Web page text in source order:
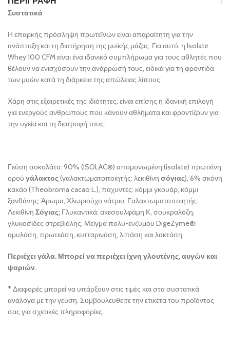
Συστατικά
Η επαρκής πρόσληψη πρωτεϊνών είναι απαραίτητη για την
ανάπτυξη και τη διατήρηση της μυϊκής μάζας. Για αυτό, η Isolate
Whey 100 CFM είναι ένα ιδανικό συμπλήρωμα για τους αθλητές που
θέλουν να ενισχύσουν την ανάρρωσή τους, ειδικά για τη φροντίδα
των μυών κατά τη διάρκεια της απώλειας λίπους.
Χάρη στις εξαιρετικές της ιδιότητες, είναι επίσης η ιδανική επιλογή
για ενεργούς ανθρώπους που κάνουν αθλήματα και φροντίζουν για
την υγεία και τη διατροφή τους.
Γεύση σοκολάτα: 90% (ISOLAC®) απομονωμένη (isolate) πρωτεΐνη
ορού γάλακτος(γαλακτωματοποιητής: λεκιθίνη σόγιας), 6% σκόνη
κακάο (Theobroma cacao L.), παχυντές: κόμμι γκουάρ, κόμμι
ξανθάνης; Άρωμα, Χλωριούχο νάτριο, Γαλακτωματοποιητής:
Λεκιθίνη Σόγιας; Γλυκαντικά: ακεσουλφάμη Κ, σουκραλόζη,
γλυκοσίδες στρεβιόλης, Μείγμα πολυ-ενζύμου DigeZyme®:
αμυλάση, πρωτεάση, κυτταρινάση, λιπάση και λακτάση.
Περιέχει γάλα. Μπορεί να περιέχει ίχνη γλουτένης, αυγών και
ψαριών.
* Διαφορές μπορεί να υπάρξουν στις τιμές και στα συστατικά
ανάλογα με την γεύση. Συμβουλευθείτε την ετικέτα του προϊόντος
σας για σχετικές πληροφορίες.